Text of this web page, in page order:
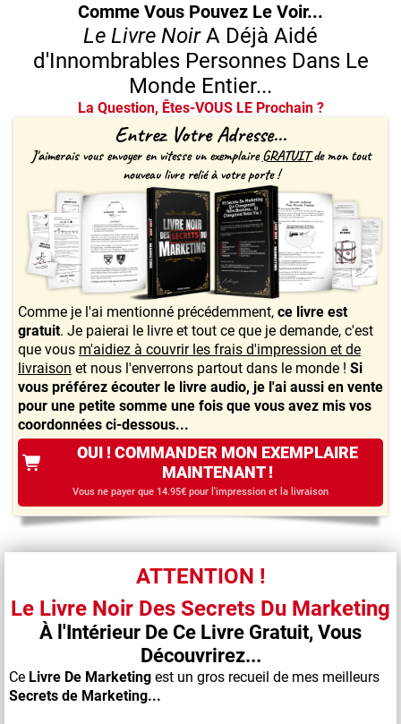
Comme Vous Pouvez Le Voir...
Le Livre NoirA Déjà Aidé
d'Innombrables Personnes Dans Le
Monde Entier...
La Question, Êtes-VOUS LE Prochain ?
Entrez VotreAdresse...
J'aimerais vous envoyer en vitesse un exemplaireGRATUITde mon tout
nouveau livre relié à votre porte !
Comme je l'ai mentionné précédemment, ce livre est
gratuit. Je paierai le livre et tout ce que je demande, c'est
que vous m'aidiez à couvrir les frais d'impression et de
livraison et nous l'enverrons partout dans le monde ! Si
vous préférez écouter le livre audio, je l'ai aussi en vente
pour une petite somme une fois que vous avez mis vos
coordonnées ci-dessous...
OUI ! COMMANDER MON EXEMPLAIRE
MAINTENANT !
Vous ne payer que 14.95€ pour l'impression et la livraison
ATTENTION !
Le Livre Noir Des Secrets Du Marketing
À l'Intérieur De Ce Livre Gratuit, Vous
Découvrirez...
Ce Livre De Marketing est un gros recueil de mes meilleurs
Secrets de Marketing...